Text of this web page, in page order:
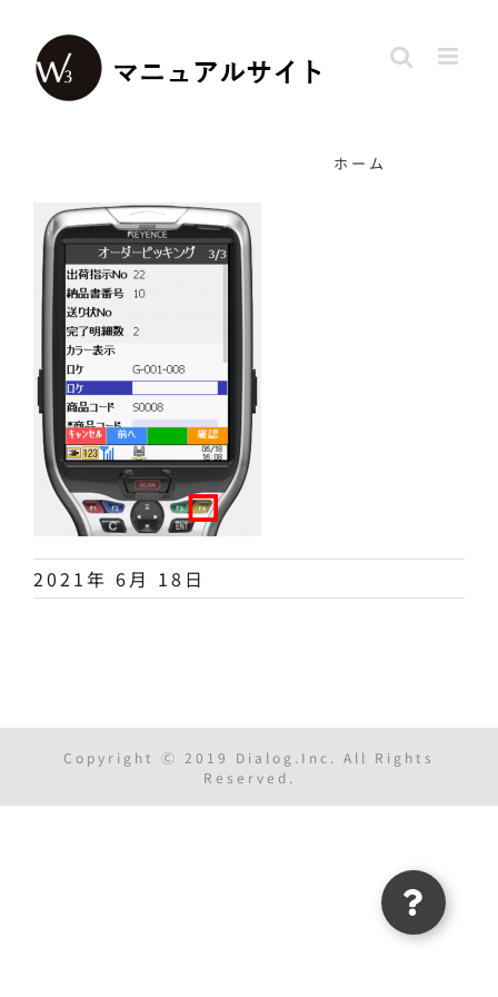
content
ホーム
2021年 6月 18日
Copyright Ⓒ 2019 Dialog.Inc. All Rights
Reserved.